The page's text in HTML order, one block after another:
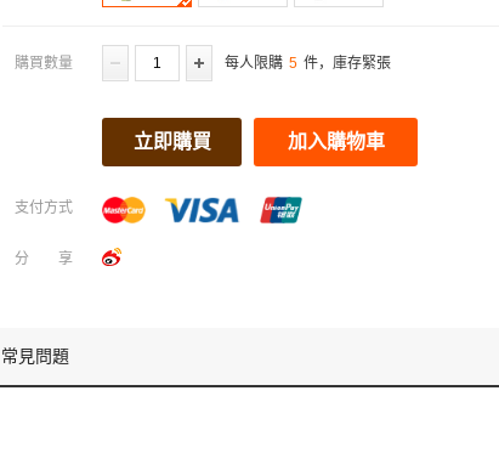
購買數量 每人限購 5 件，庫存緊張
立即購買 加入購物車
支付方式
分享
常見問題